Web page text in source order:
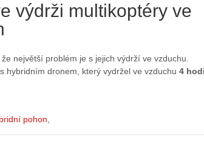
výdrži multikoptéry ve
největší problém je s jejich výdrží ve vzduchu.
hybridním dronem, který vydržel ve vzduchu 4
pohon